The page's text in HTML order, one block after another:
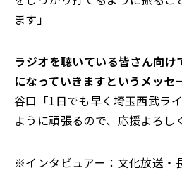
ます」
――ラジオを聴いている皆さん向
になっていきますというメッセ
谷口「1日でも早く埼玉西武ラ
ように頑張るので、応援よろし
※インタビュアー：文化放送・